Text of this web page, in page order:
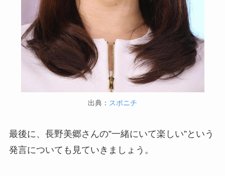
出典： スポニチ
最後に、長野美郷さんの”一緒にいて楽しい”という
発言についても見ていきましょう。